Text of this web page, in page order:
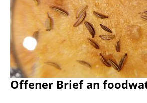
Offener Brief an